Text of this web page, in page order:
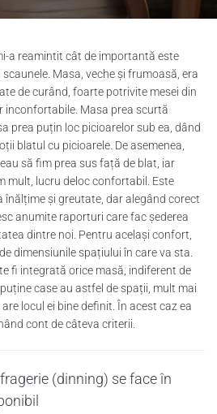
a reamintit cât de importantă este
Masa, veche și frumoasă, era
de curând, foarte potrivite mesei din
inconfortabile. Masa prea scurtă
prea puțin loc picioarelor sub ea, dând
blatul cu picioarele. De asemenea,
să fim prea sus față de blat, iar
mult, lucru deloc confortabil. Este
și greutate, dar alegând corect
anumite raporturi care fac șederea
dintre noi. Pentru același confort,
dimensiunile spațiului în care va sta.
fi integrată orice masă, indiferent de
case au astfel de spații, mult mai
locul ei bine definit. În acest caz ea
cont de câteva criterii.
(dinning) se face în